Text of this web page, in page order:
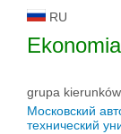
RU
Ekonomia
grupa
Московский
технический